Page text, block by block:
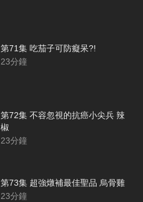
第71集 吃茄子可防癡呆?!
23分鐘
第72集 不容忽視的抗癌小尖兵 辣
椒
23分鐘
第73集 超強燉補最佳聖品 烏骨雞
23分鐘